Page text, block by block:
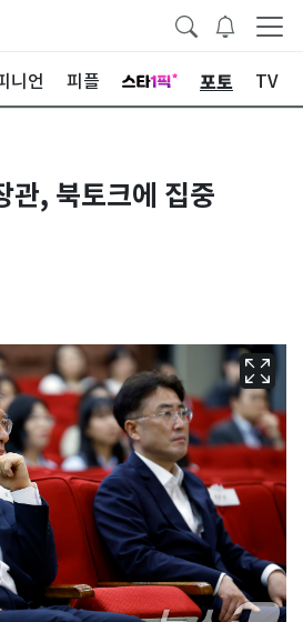
니언 피플 포토 TV
관, 북토크에 집중